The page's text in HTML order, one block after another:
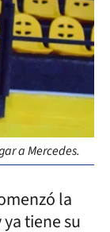
a Mercedes.
la
tiene su